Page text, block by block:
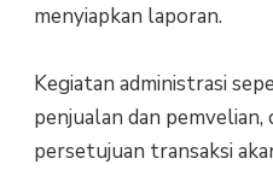
menyiapkan laporan.
Kegiatan administrasi
penjualan dan
persetujuan transaksi